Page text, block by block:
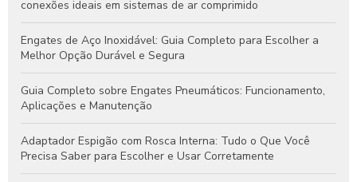
conexões ideais em sistemas de ar comprimido
Engates de Aço Inoxidável: Guia Completo para Escolher a
Melhor Opção Durável e Segura
Guia Completo sobre Engates Pneumáticos: Funcionamento,
Aplicações e Manutenção
Adaptador Espigão com Rosca Interna: Tudo o Que Você
Precisa Saber para Escolher e Usar Corretamente